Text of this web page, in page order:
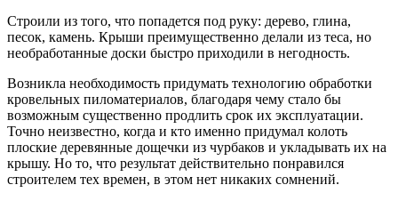
Строили из того, что попадется под руку: дерево, глина,
песок, камень. Крыши преимущественно делали из теса, но
необработанные доски быстро приходили в негодность.
Возникла необходимость придумать технологию обработки
кровельных пиломатериалов, благодаря чему стало бы
возможным существенно продлить срок их эксплуатации.
Точно неизвестно, когда и кто именно придумал колоть
плоские деревянные дощечки из чурбаков и укладывать их на
крышу. Но то, что результат действительно понравился
строителем тех времен, в этом нет никаких сомнений.